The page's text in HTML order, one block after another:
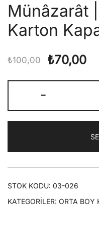
Münâzarât
Karton
₺100,00
Orijinal
fiyat:
₺70,00Şu
-
STOK KODU: 03-026
KATEGORILER: ORTA BOY